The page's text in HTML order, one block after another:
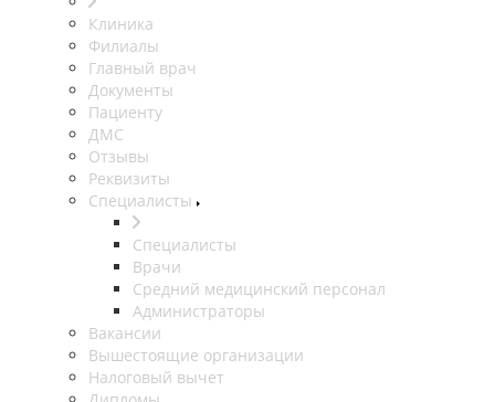
Клиника
Филиалы
Главный врач
Документы
Пациенту
ДМС
Отзывы
Реквизиты
Специалисты
Специалисты
Врачи
Средний медицинский персонал
Администраторы
Вакансии
Вышестоящие организации
Налоговый вычет